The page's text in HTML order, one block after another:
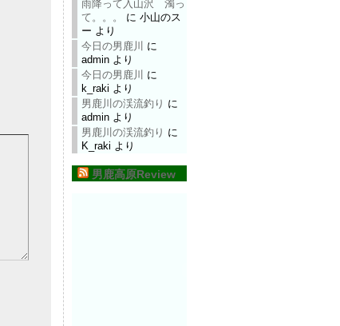
雨降って入山沢 濁っ
て。。。
に 小山のス
ー より
今日の男鹿川
に
admin より
今日の男鹿川
に
k_raki より
男鹿川の渓流釣り に
admin より
男鹿川の渓流釣り に
K_raki より
男鹿高原Review